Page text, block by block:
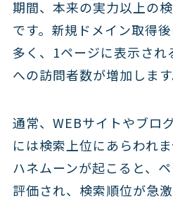
期間、本来の実力以上の
です。新規ドメイン取得
多く、1ページに表示され
への訪問者数が増加します
通常、WEBサイトやブロ
には検索上位にあらわれ
ハネムーンが起こると、
評価され、検索順位が急